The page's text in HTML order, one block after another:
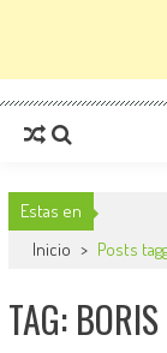
Estas en
Inicio > Posts
TAG: